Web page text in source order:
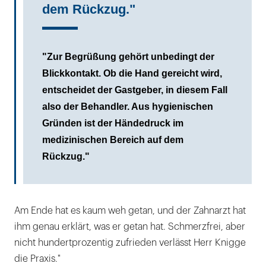
dem Rückzug."
"Zur Begrüßung gehört unbedingt der
Blickkontakt. Ob die Hand gereicht wird,
entscheidet der Gastgeber, in diesem Fall
also der Behandler. Aus hygienischen
Gründen ist der Händedruck im
medizinischen Bereich auf dem
Rückzug."
Am Ende hat es kaum weh getan, und der Zahnarzt hat
ihm genau erklärt, was er getan hat. Schmerzfrei, aber
nicht hundertprozentig zufrieden verlässt Herr Knigge
die Praxis."